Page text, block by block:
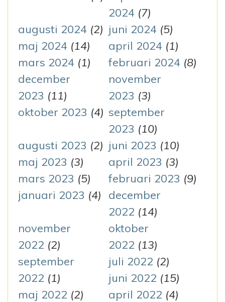
2024 (7)
augusti 2024 (2) juni 2024 (5)
maj 2024 (14) april 2024 (1)
mars 2024 (1) februari 2024 (8)
december
2023 (11)
november
2023 (3)
oktober 2023 (4) september
2023 (10)
augusti 2023 (2) juni 2023 (10)
maj 2023 (3) april 2023 (3)
mars 2023 (5) februari 2023 (9)
januari 2023 (4)
december
2022 (14)
november
2022 (2)
oktober
2022 (13)
september
2022 (1)
juli 2022 (2)
juni 2022 (15)
maj 2022 (2) april 2022 (4)